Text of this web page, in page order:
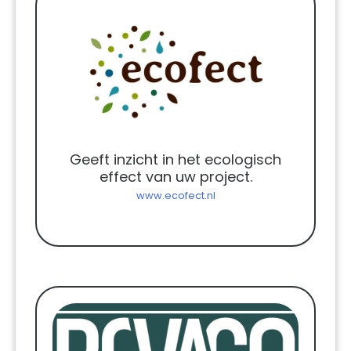
Geeft inzicht in het ecologisch
effect van uw project.
www.ecofect.nl